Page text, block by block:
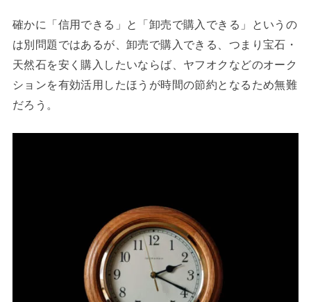
確かに「信用できる」と「卸売で購入できる」というの
は別問題ではあるが、卸売で購入できる、つまり宝石・
天然石を安く購入したいならば、ヤフオクなどのオーク
ションを有効活用したほうが時間の節約となるため無難
だろう。